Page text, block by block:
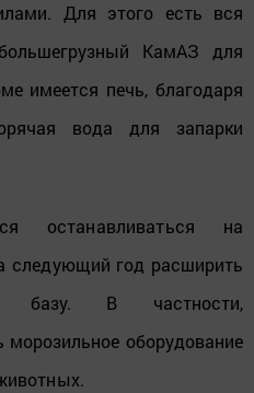
Для этого есть вся
КамАЗ для
имеется печь, благодаря
вода для запарки
останавливаться на
следующий год расширить
базу. В частности,
морозильное оборудование